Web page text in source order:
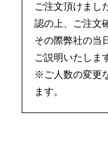
ご注文頂けまし
認の上、ご注文
その際弊社の当
ご説明いたしま
※ご人数の変更
ます。